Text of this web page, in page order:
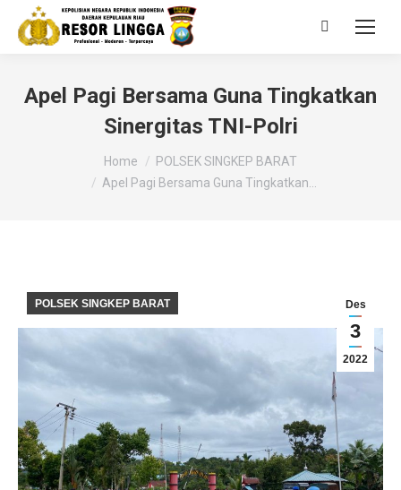
Search:
Apel Pagi Bersama Guna Tingkatkan
Sinergitas TNI-Polri
Home
POLSEK SINGKEP BARAT
Apel Pagi Bersama Guna Tingkatkan…
Des
3
2022
POLSEK SINGKEP BARAT